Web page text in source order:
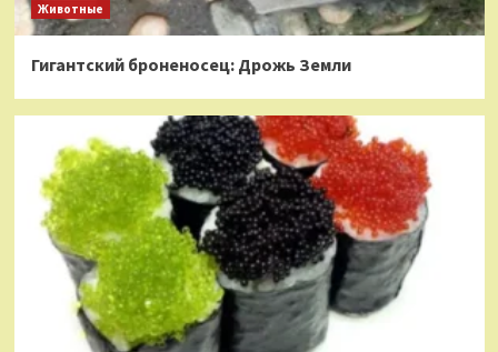
Животные
Гигантский броненосец: Дрожь Земли